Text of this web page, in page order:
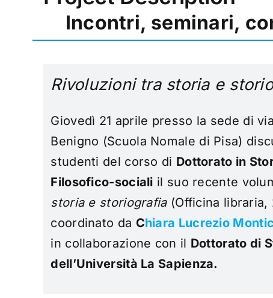
Incontri, seminari,
Rivoluzioni tra storia e
Giovedì 21 aprile presso la sede di
Benigno (Scuola Nomale di Pisa)
studenti del corso di Dottorato in
Filosofico-sociali il suo recente
storia e storiografia(Officina libraria,
coordinato da Chiara Lucrezio
in collaborazione con il Dottorato di
dell’Università La Sapienza.